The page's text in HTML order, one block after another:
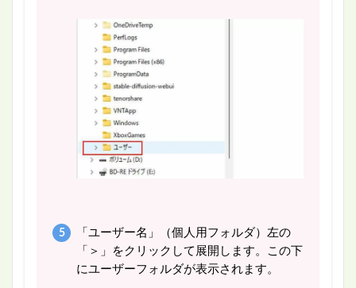
「ユーザー名」（個人用フォルダ）左の
「＞」をクリックして展開します。この下
にユーザーフォルダが表示されます。